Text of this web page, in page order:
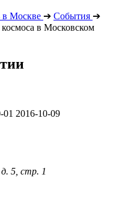
Москве ➔ События ➔
в Московском
01 2016-10-09
5, стр. 1